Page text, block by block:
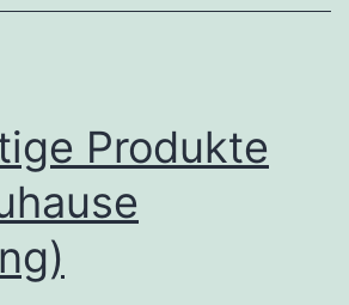
Produkte